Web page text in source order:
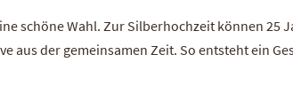
schöne Wahl. Zur Silberhochzeit können 25
aus der gemeinsamen Zeit. So entsteht ein